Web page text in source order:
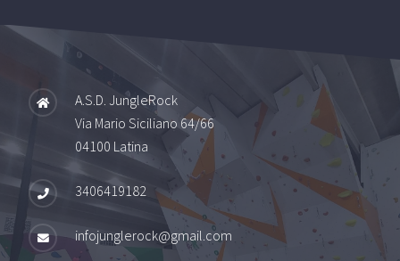
A.S.D. JungleRock
Via Mario Siciliano 64/66
04100 Latina
3406419182
infojunglerock@gmail.com